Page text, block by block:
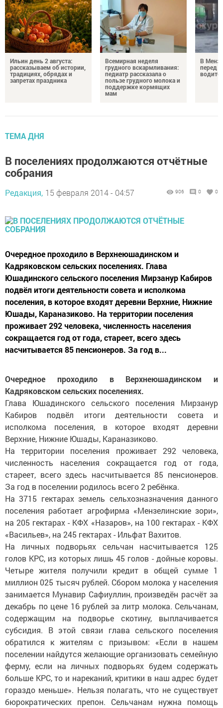
Ильин день 2 августа:
рассказываем об истории,
традициях, обрядах и
запретах праздника
Всемирная неделя
грудного вскармливания:
педиатр рассказала о
пользе грудного молока и
поддержке кормящих
мам
В
перед
ТЕМА ДНЯ
В поселениях продолжаются отчётные
собрания
Редакция, 15 февраля 2014 - 04:57 906 0 0
Очередное проходило в Верхнеюшадинском и
Кадряковском сельских поселениях. Глава
Юшадинского сельского поселения Мирзанур Кабиров
подвёл итоги деятельности совета и исполкома
поселения, в которое входят деревни Верхние, Нижние
Юшады, Караназиково. На территории поселения
проживает 292 человека, численность населения
сокращается год от года, стареет, всего здесь
насчитывается 85 пенсионеров. За год в...
Очередное проходило в Верхнеюшадинском и
Кадряковском сельских поселениях.
Глава Юшадинского сельского поселения Мирзанур
Кабиров подвёл итоги деятельности совета и
исполкома поселения, в которое входят деревни
Верхние, Нижние Юшады, Караназиково.
На территории поселения проживает 292 человека,
численность населения сокращается год от года,
стареет, всего здесь насчитывается 85 пенсионеров.
За год в поселении родилось всего 2 ребёнка.
На 3715 гектарах земель сельхозназначения данного
поселения работает агрофирма «Мензелинские зори»,
на 205 гектарах - КФХ «Назаров», на 100 гектарах - КФХ
«Васильев», на 245 гектарах - Ильфат Вахитов.
На личных подворьях сельчан насчитывается 125
голов КРС, из которых лишь 45 голов - дойные коровы.
Четыре жителя получили кредит в общей сумме 1
миллион 025 тысяч рублей. Сбором молока у населения
занимается Мунавир Сафиуллин, произведён расчёт за
декабрь по цене 16 рублей за литр молока. Сельчанам,
содержащим на подворье скотину, выплачивается
субсидия. В этой связи глава сельского поселения
обратился к жителям с призывом: «Если в нашем
поселении найдутся желающие организовать семейную
ферму, если на личных подворьях будем содержать
больше КРС, то и нареканий, критики в наш адрес будет
гораздо меньше». Нельзя полагать, что не существует
бюрократических препон. Сельчанам нужна помощь